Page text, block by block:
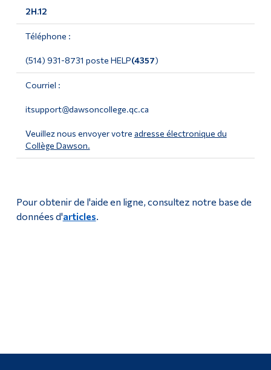
2H.12
Téléphone :
(514) 931-8731 poste HELP(4357)
Courriel :
itsupport@dawsoncollege.qc.ca
Veuillez nous envoyer votre adresse électronique du
Collège Dawson.
Pour obtenir de l'aide en ligne, consultez notre base de
données d'articles